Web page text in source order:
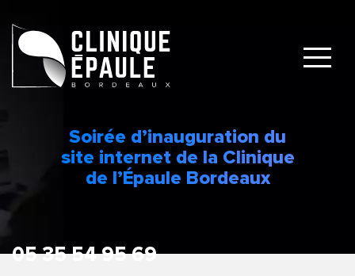
Soirée d’inauguration du
site internet de la Clinique
de l’Épaule Bordeaux